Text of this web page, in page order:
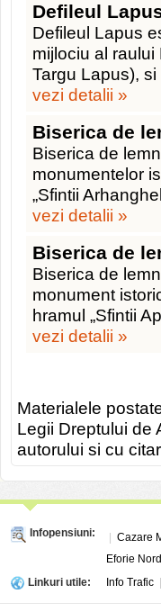
Defileul
Defileul Lapus
mijlociu al
Targu Lapus),
vezi detalii »
Biserica de
Biserica de
monumentelor
„Sfintii
vezi detalii »
Biserica de
Biserica de
monument
hramul „Sfintii
vezi detalii »
Materialele
Legii Dreptului de
autorului si cu
Infopensiuni: Cazare
Eforie Nord
Linkuri utile:
Info Trafic